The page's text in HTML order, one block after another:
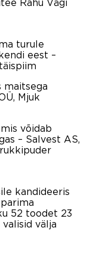
Rahu Vägi
turule
eest –
maitsega
Mjuk
võidab
– Salvest AS,
kandideeris
52 toodet 23
välja